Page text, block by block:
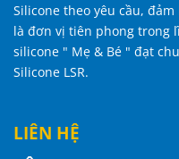
Silicone theo yêu cầu,
là đơn vị tiên phong trong
silicone " Mẹ & Bé " đạt
Silicone LSR.
LIÊN HỆ